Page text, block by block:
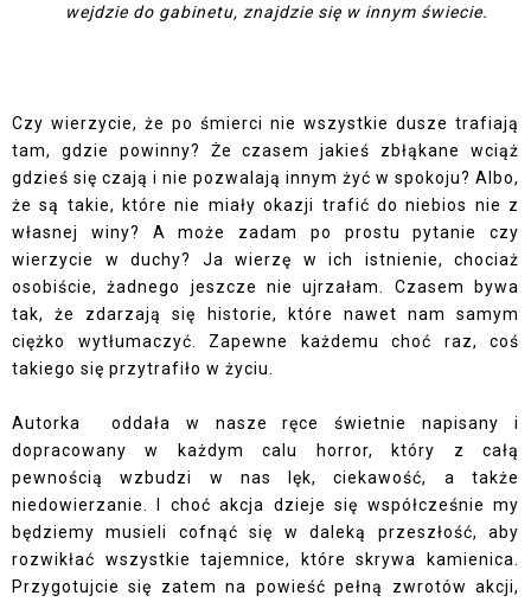
wejdzie do gabinetu, znajdzie się w innym świecie.
Czy wierzycie, że po śmierci nie wszystkie dusze trafiają
tam, gdzie powinny? Że czasem jakieś zbłąkane wciąż
gdzieś się czają i nie pozwalają innym żyć w spokoju? Albo,
że są takie, które nie miały okazji trafić do niebios nie z
własnej winy? A może zadam po prostu pytanie czy
wierzycie w duchy? Ja wierzę w ich istnienie, chociaż
osobiście, żadnego jeszcze nie ujrzałam. Czasem bywa
tak, że zdarzają się historie, które nawet nam samym
ciężko wytłumaczyć. Zapewne każdemu choć raz, coś
takiego się przytrafiło w życiu.
Autorka
oddała w nasze ręce świetnie napisany i
dopracowany w każdym calu horror, który z całą
pewnością wzbudzi w nas lęk, ciekawość, a także
niedowierzanie. I choć akcja dzieje się współcześnie my
będziemy musieli cofnąć się w daleką przeszłość, aby
rozwikłać wszystkie tajemnice, które skrywa kamienica.
Przygotujcie się zatem na powieść pełną zwrotów akcji,